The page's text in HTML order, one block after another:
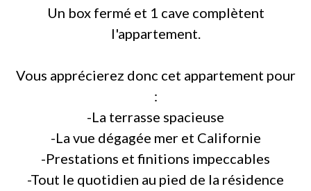
Un box fermé et 1 cave complètent
l'appartement.
Vous apprécierez donc cet appartement pour
:
-La terrasse spacieuse
-La vue dégagée mer et Californie
-Prestations et finitions impeccables
-Tout le quotidien au pied de la résidence